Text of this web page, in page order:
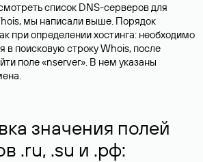
список DNS-серверов для
мы написали выше. Порядок
при определении хостинга: необходимо
в поисковую строку Whois, после
поле «nserver». В нем указаны
значения полей
.ru, .su и .рф: